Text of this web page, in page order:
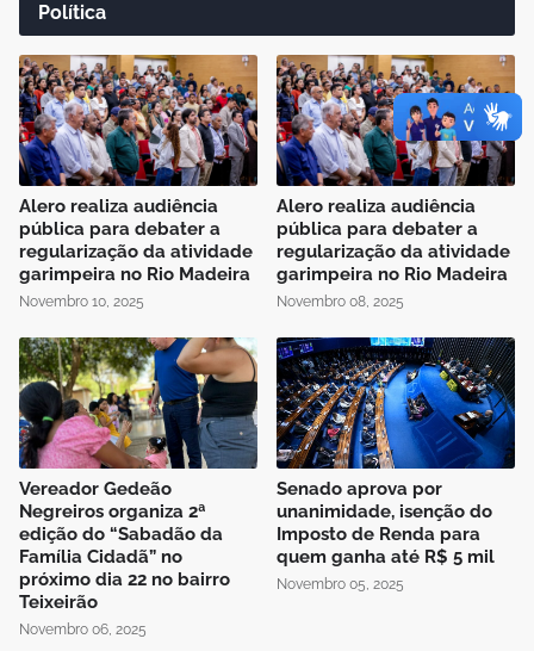
Política
Alero realiza audiência
pública para debater a
regularização da atividade
garimpeira no Rio Madeira
Novembro 10, 2025
Alero realiza audiência
pública para debater a
regularização da atividade
garimpeira no Rio Madeira
Novembro 08, 2025
Vereador Gedeão
Negreiros organiza 2ª
edição do “Sabadão da
Família Cidadã” no
próximo dia 22 no bairro
Teixeirão
Novembro 06, 2025
Senado aprova por
unanimidade, isenção do
Imposto de Renda para
quem ganha até R$ 5 mil
Novembro 05, 2025